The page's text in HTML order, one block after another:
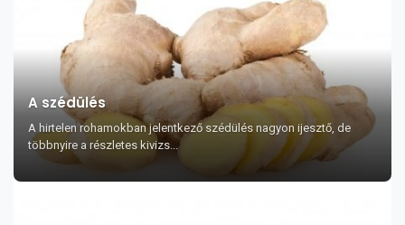
A szédülés
A hirtelen rohamokban jelentkező szédülés nagyon ijesztő, de
többnyire a részletes kivizs...